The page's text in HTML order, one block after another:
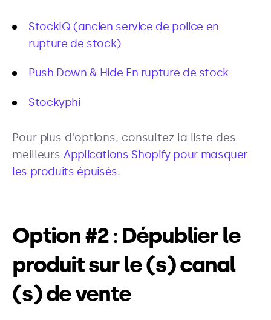
StockIQ (ancien service de police en
rupture de stock)
Push Down & Hide En rupture de stock
Stockyphi
Pour plus d'options, consultez la liste des
meilleursApplications Shopify pour masquer
les produits épuisés.
Option #2 : Dépublier le
produit sur le (s) canal
(s) de vente